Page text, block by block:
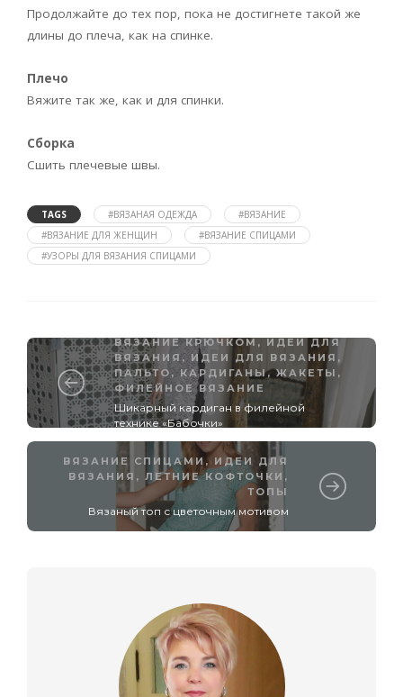
Продолжайте до тех пор, пока не достигнете такой же
длины до плеча, как на спинке.
Плечо
Вяжите так же, как и для спинки.
Сборка
Сшить плечевые швы.
TAGS #ВЯЗАНАЯ ОДЕЖДА
#ВЯЗАНИЕ
#ВЯЗАНИЕ ДЛЯ ЖЕНЩИН
#ВЯЗАНИЕ СПИЦАМИ
#УЗОРЫ ДЛЯ ВЯЗАНИЯ СПИЦАМИ
ВЯЗАНИЕ КРЮЧКОМ , ИДЕИ ДЛЯ
ВЯЗАНИЯ, ИДЕИ ДЛЯ ВЯЗАНИЯ ,
ПАЛЬТО, КАРДИГАНЫ, ЖАКЕТЫ ,
ФИЛЕЙНОЕ ВЯЗАНИЕ
Шикарный кардиган в филейной
технике «Бабочки»
ВЯЗАНИЕ СПИЦАМИ, ИДЕИ ДЛЯ
ВЯЗАНИЯ , ЛЕТНИЕ КОФТОЧКИ,
ТОПЫ
Вязаный топ с цветочным мотивом